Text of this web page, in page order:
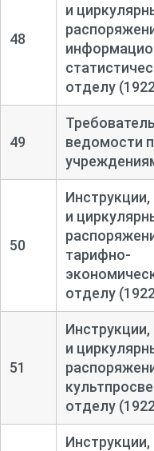
48
и
отделу
49
ведомости
50
и
тарифно-
отделу
51
и
отделу